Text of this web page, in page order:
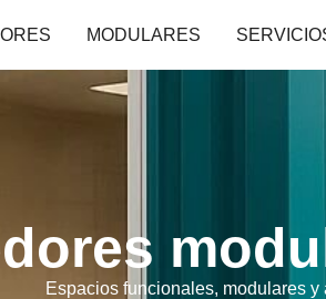
MODULARES
Espacios funcionales, modulares y